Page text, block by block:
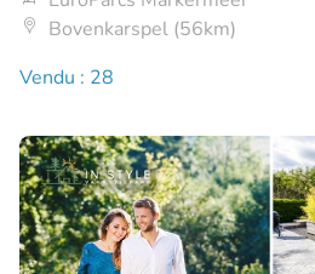
Bovenkarspel (56km)
Vendu : 28